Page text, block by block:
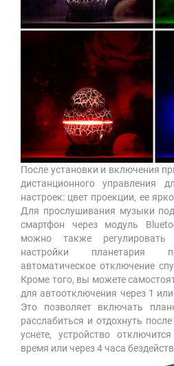
После установки и включения
дистанционного управления
настроек: цвет проекции, ее
Для прослушивания музыки
смартфон через модуль
можно также
настройки планетария
автоматическое отключение
Кроме того, вы можете
для автоотключения через 1
Это позволяет включать
расслабиться и отдохнуть
уснете, устройство
время или через 4 часа